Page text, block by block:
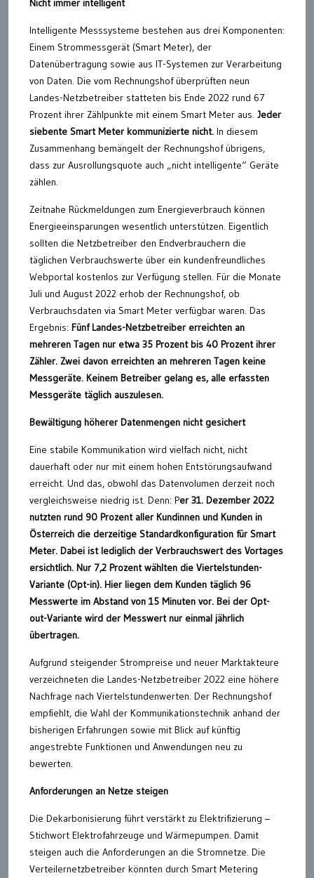
Nicht immer intelligent
Intelligente Messsysteme bestehen aus drei Komponenten:
Einem Strommessgerät (Smart Meter), der
Datenübertragung sowie aus IT-Systemen zur Verarbeitung
von Daten. Die vom Rechnungshof überprüften neun
Landes-Netzbetreiber statteten bis Ende 2022 rund 67
Prozent ihrer Zählpunkte mit einem Smart Meter aus. Jeder
siebente Smart Meter kommunizierte nicht. In diesem
Zusammenhang bemängelt der Rechnungshof übrigens,
dass zur Ausrollungsquote auch „nicht intelligente“ Geräte
zählen.
Zeitnahe Rückmeldungen zum Energieverbrauch können
Energieeinsparungen wesentlich unterstützen. Eigentlich
sollten die Netzbetreiber den Endverbrauchern die
täglichen Verbrauchswerte über ein kundenfreundliches
Webportal kostenlos zur Verfügung stellen. Für die Monate
Juli und August 2022 erhob der Rechnungshof, ob
Verbrauchsdaten via Smart Meter verfügbar waren. Das
Ergebnis: Fünf Landes-Netzbetreiber erreichten an
mehreren Tagen nur etwa 35 Prozent bis 40 Prozent ihrer
Zähler. Zwei davon erreichten an mehreren Tagen keine
Messgeräte. Keinem Betreiber gelang es, alle erfassten
Messgeräte täglich auszulesen.
Bewältigung höherer Datenmengen nicht gesichert
Eine stabile Kommunikation wird vielfach nicht, nicht
dauerhaft oder nur mit einem hohen Entstörungsaufwand
erreicht. Und das, obwohl das Datenvolumen derzeit noch
vergleichsweise niedrig ist. Denn: Per 31. Dezember 2022
nutzten rund 90 Prozent aller Kundinnen und Kunden in
Österreich die derzeitige Standardkonfiguration für Smart
Meter. Dabei ist lediglich der Verbrauchswert des Vortages
ersichtlich. Nur 7,2 Prozent wählten die Viertelstunden-
Variante (Opt-in). Hier liegen dem Kunden täglich 96
Messwerte im Abstand von 15 Minuten vor. Bei der Opt-
out-Variante wird der Messwert nur einmal jährlich
übertragen.
Aufgrund steigender Strompreise und neuer Marktakteure
verzeichneten die Landes-Netzbetreiber 2022 eine höhere
Nachfrage nach Viertelstundenwerten. Der Rechnungshof
empfiehlt, die Wahl der Kommunikationstechnik anhand der
bisherigen Erfahrungen sowie mit Blick auf künftig
angestrebte Funktionen und Anwendungen neu zu
bewerten.
Anforderungen an Netze steigen
Die Dekarbonisierung führt verstärkt zu Elektrifizierung –
Stichwort Elektrofahrzeuge und Wärmepumpen. Damit
steigen auch die Anforderungen an die Stromnetze. Die
Verteilernetzbetreiber könnten durch Smart Metering